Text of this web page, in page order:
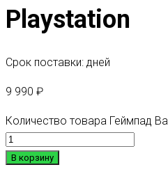
Playstation
Срок поставки: дней
9 990 ₽
Количество товара Геймпад
В корзину